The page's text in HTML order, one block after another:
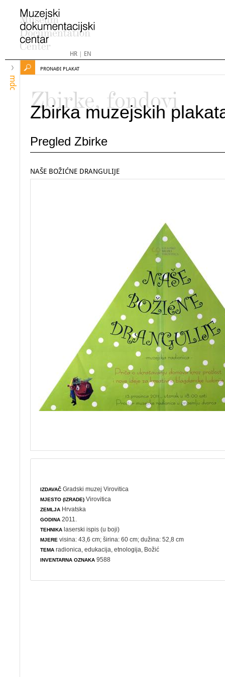
HR| EN
mdc
PRONAĐI PLAKAT
Zbirke, fondovi
Zbirka muzejskih
Pregled Zbirke
NAŠE BOŽIĆNE DRANGULIJE
IZDAVAČ Gradski muzej Virovitica
MJESTO (IZRADE) Virovitica
ZEMLJA Hrvatska
GODINA 2011.
TEHNIKA laserski ispis (u boji)
MJERE visina: 43,6 cm; širina: 60 cm; dužina: 52,8 cm
TEMA radionica ,edukacija ,etnologija Božić
INVENTARNA OZNAKA 9588